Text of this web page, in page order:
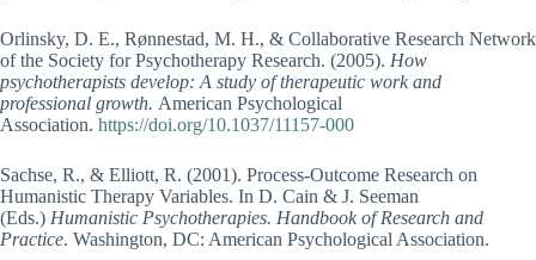
Orlinsky, D. E., Rønnestad, M. H., & Collaborative Research Network
of the Society for Psychotherapy Research. (2005). How
psychotherapists develop: A study of therapeutic work and
professional growth. American Psychological
Association. https://doi.org/10.1037/11157-000
Sachse, R., & Elliott, R. (2001). Process-Outcome Research on
Humanistic Therapy Variables. In D. Cain & J. Seeman
(Eds.) Humanistic Psychotherapies. Handbook of Research and
Practice. Washington, DC: American Psychological Association.